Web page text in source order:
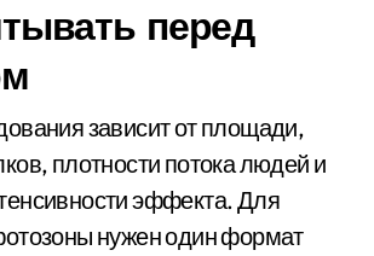
перед
зависит от площади,
плотности потока людей и
эффекта. Для
нужен один формат